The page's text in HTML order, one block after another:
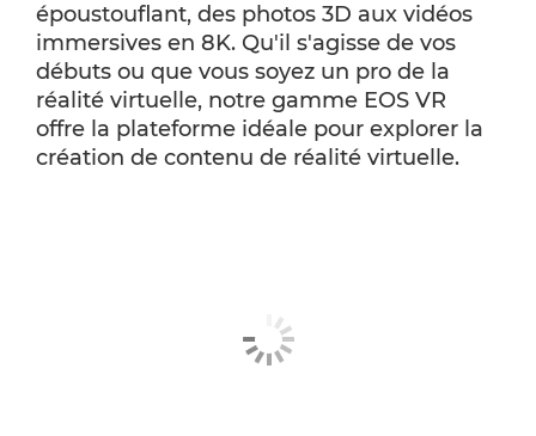
époustouflant, des photos 3D aux vidéos
immersives en 8K. Qu'il s'agisse de vos
débuts ou que vous soyez un pro de la
réalité virtuelle, notre gamme EOS VR
offre la plateforme idéale pour explorer la
création de contenu de réalité virtuelle.